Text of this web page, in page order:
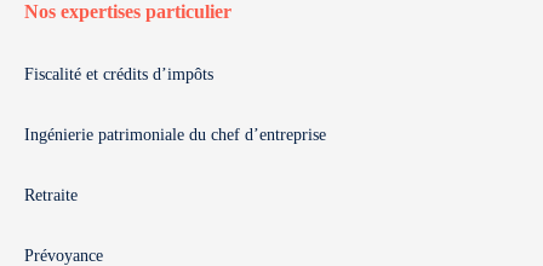
Nos expertises particulier
Fiscalité et crédits d’impôts
Ingénierie patrimoniale du chef d’entreprise
Retraite
Prévoyance